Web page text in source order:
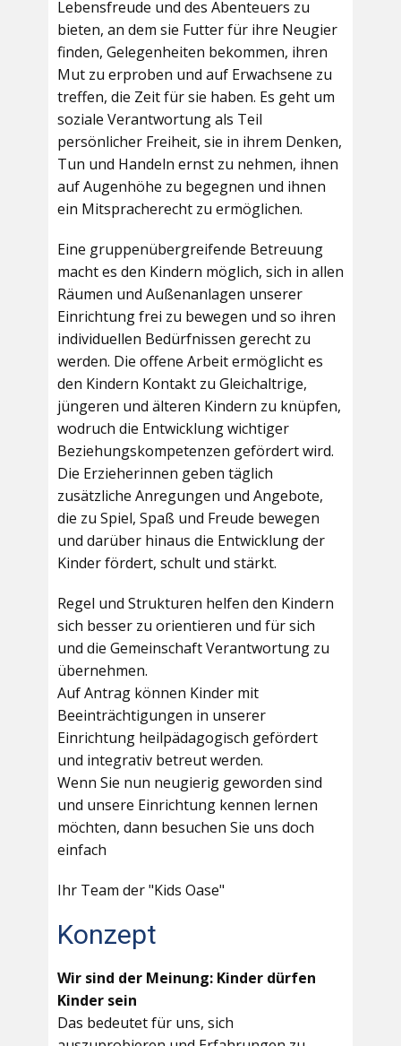
Lebensfreude und des Abenteuers zu
bieten, an dem sie Futter für ihre Neugier
finden, Gelegenheiten bekommen, ihren
Mut zu erproben und auf Erwachsene zu
treffen, die Zeit für sie haben. Es geht um
soziale Verantwortung als Teil
persönlicher Freiheit, sie in ihrem Denken,
Tun und Handeln ernst zu nehmen, ihnen
auf Augenhöhe zu begegnen und ihnen
ein Mitspracherecht zu ermöglichen.
Eine gruppenübergreifende Betreuung
macht es den Kindern möglich, sich in allen
Räumen und Außenanlagen unserer
Einrichtung frei zu bewegen und so ihren
individuellen Bedürfnissen gerecht zu
werden. Die offene Arbeit ermöglicht es
den Kindern Kontakt zu Gleichaltrige,
jüngeren und älteren Kindern zu knüpfen,
wodruch die Entwicklung wichtiger
Beziehungskompetenzen gefördert wird.
Die Erzieherinnen geben täglich
zusätzliche Anregungen und Angebote,
die zu Spiel, Spaß und Freude bewegen
und darüber hinaus die Entwicklung der
Kinder fördert, schult und stärkt.
Regel und Strukturen helfen den Kindern
sich besser zu orientieren und für sich
und die Gemeinschaft Verantwortung zu
übernehmen.
Auf Antrag können Kinder mit
Beeinträchtigungen in unserer
Einrichtung heilpädagogisch gefördert
und integrativ betreut werden.
Wenn Sie nun neugierig geworden sind
und unsere Einrichtung kennen lernen
möchten, dann besuchen Sie uns doch
einfach
Ihr Team der "Kids Oase"
Konzept
Wir sind der Meinung: Kinder dürfen
Kinder sein
Das bedeutet für uns, sich